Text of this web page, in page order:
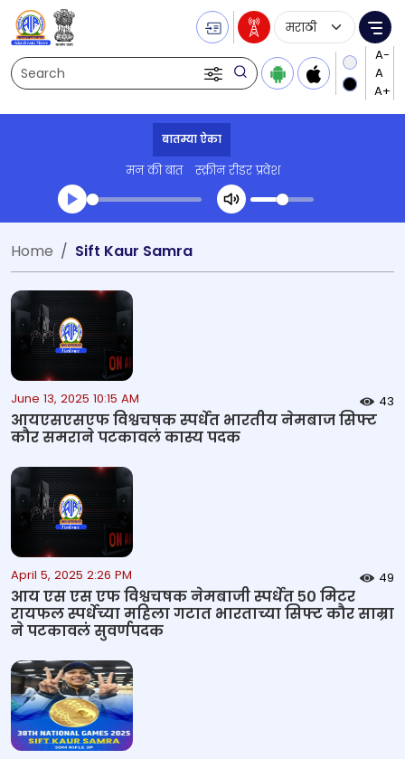
Search
Language
बातम्या ऐका
मन की बात स्क्रीन रीडर प्रवेश
Transcript summary
Home Sift Kaur Samra
June 13, 2025 10:15 AM 43
आयएसएसएफ विश्वचषक स्पर्धेत भारतीय नेमबाज सिफ्ट
कौर समराने पटकावलं कास्य पदक
April 5, 2025 2:26 PM 49
आय एस एस एफ विश्वचषक नेमबाजी स्पर्धेत ५० मिटर
रायफल स्पर्धेच्या महिला गटात भारताच्या सिफ्ट कौर साम्रा
ने पटकावलं सुवर्णपदक